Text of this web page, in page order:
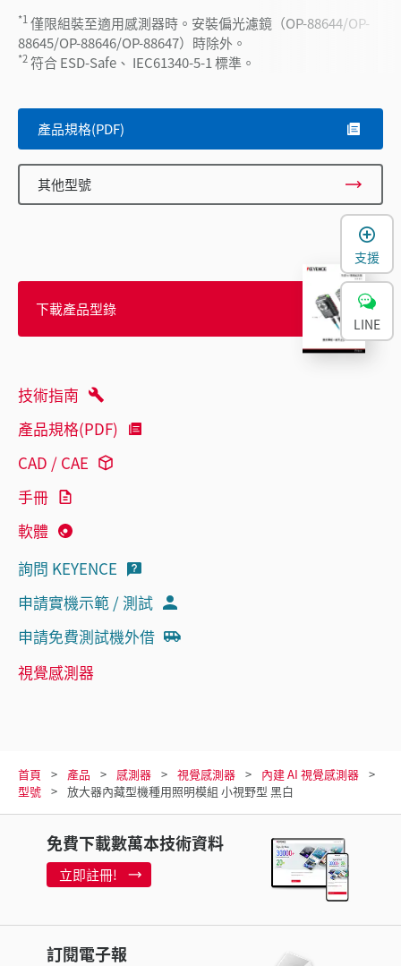
*1 僅限組裝至適用感測器時。安裝偏光濾鏡（OP-88644/OP-
88645/OP-88646/OP-88647）時除外。
*2符合 ESD-Safe、 IEC61340-5-1 標準。
產品規格(PDF)
其他型號
下載產品型錄
技術指南
產品規格(PDF)
CAD / CAE
手冊
軟體
詢問 KEYENCE
申請實機示範 / 測試
申請免費測試機外借
視覺感測器
首頁 產品 感測器 視覺感測器
內建 AI 視覺感測器
型號
放大器內藏型機種用照明模組 小視野型 黑白
免費下載數萬本技術資料
立即註冊!
訂閱電子報
支援
LINE